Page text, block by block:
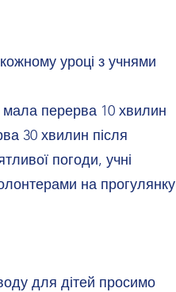
уроці з учнями
мала перерва 10 хвилин
30 хвилин після
погоди, учні
на прогулянку
для дітей просимо